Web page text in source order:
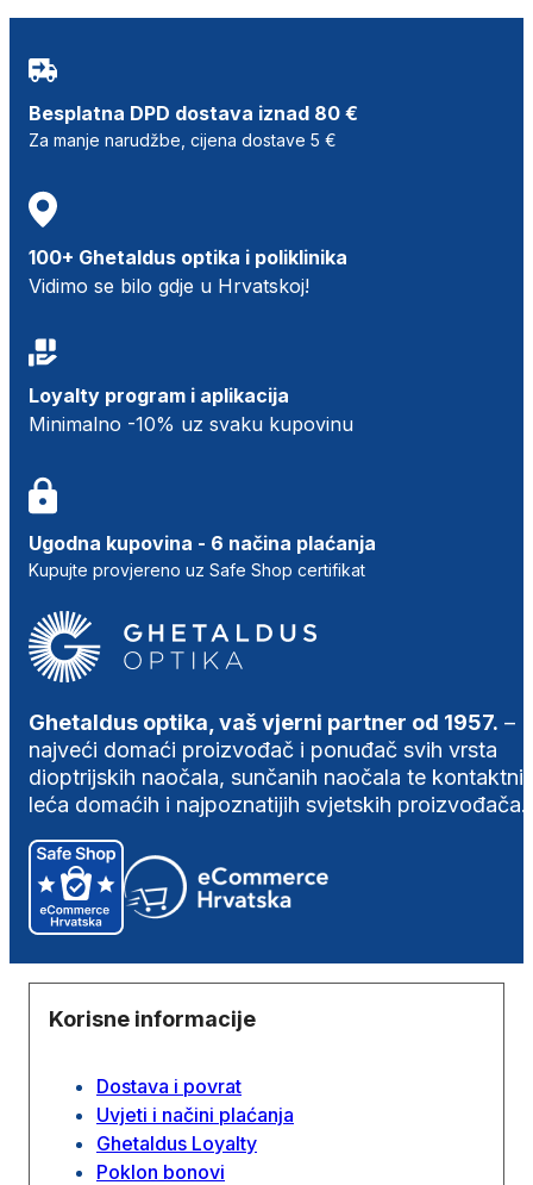
Besplatna DPD dostava iznad 80 €
Za manje narudžbe, cijena dostave 5 €
100+ Ghetaldus optika i poliklinika
Vidimo se bilo gdje u Hrvatskoj!
Loyalty program i aplikacija
Minimalno -10% uz svaku kupovinu
Ugodna kupovina - 6 načina plaćanja
Kupujte provjereno uz Safe Shop certifikat
Ghetaldus optika, vaš vjerni partner od 1957. –
najveći domaći proizvođač i ponuđač svih vrsta
dioptrijskih naočala, sunčanih naočala te
leća domaćih i najpoznatijih svjetskih proizvođača.
Korisne informacije
Dostava i povrat
Uvjeti i načini plaćanja
Ghetaldus Loyalty
Poklon bonovi